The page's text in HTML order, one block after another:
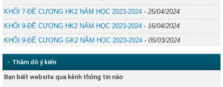
KHỐI 7-ĐỀ CƯƠNG HK2 NĂM HỌC 2023-2024 - 25/04/2024
KHỐI 9-ĐỀ CƯƠNG HK2 NĂM HỌC 2023-2024 - 16/04/2024
KHỐI 9-ĐỀ CƯƠNG GK2 NĂM HỌC 2023-2024 - 05/03/2024
• Thăm dò ý kiến
Bạn biết website qua kênh thông tin nào